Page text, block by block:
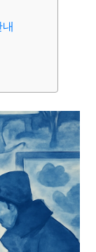
츠
경제 마케팅